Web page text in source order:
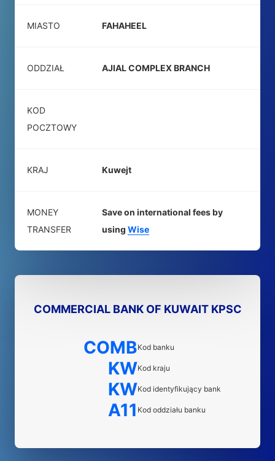
MIASTO FAHAHEEL
ODDZIAŁ AJIAL COMPLEX BRANCH
KOD
POCZTOWY
KRAJ Kuwejt
MONEY
TRANSFER
Save on international fees by
using Wise
COMMERCIAL BANK OF KUWAIT KPSC
COMBKod banku
KWKod kraju
KWKod identyfikujący bank
A11 Kod oddziału banku